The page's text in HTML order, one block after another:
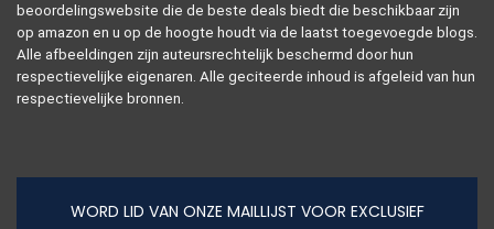
beoordelingswebsite die de beste deals biedt die beschikbaar zijn
op amazon en u op de hoogte houdt via de laatst toegevoegde blogs.
Alle afbeeldingen zijn auteursrechtelijk beschermd door hun
respectievelijke eigenaren. Alle geciteerde inhoud is afgeleid van hun
respectievelijke bronnen.
WORD LID VAN ONZE MAILLIJST VOOR EXCLUSIEF